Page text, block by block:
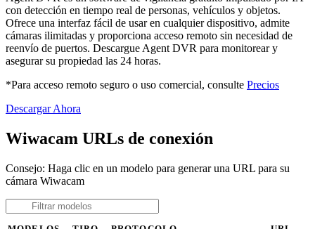
con detección en tiempo real de personas, vehículos y objetos.
Ofrece una interfaz fácil de usar en cualquier dispositivo, admite
cámaras ilimitadas y proporciona acceso remoto sin necesidad de
reenvío de puertos. Descargue Agent DVR para monitorear y
asegurar su propiedad las 24 horas.
*Para acceso remoto seguro o uso comercial, consulte Precios
Descargar Ahora
Wiwacam URLs de conexión
Consejo: Haga clic en un modelo para generar una URL para su
cámara Wiwacam